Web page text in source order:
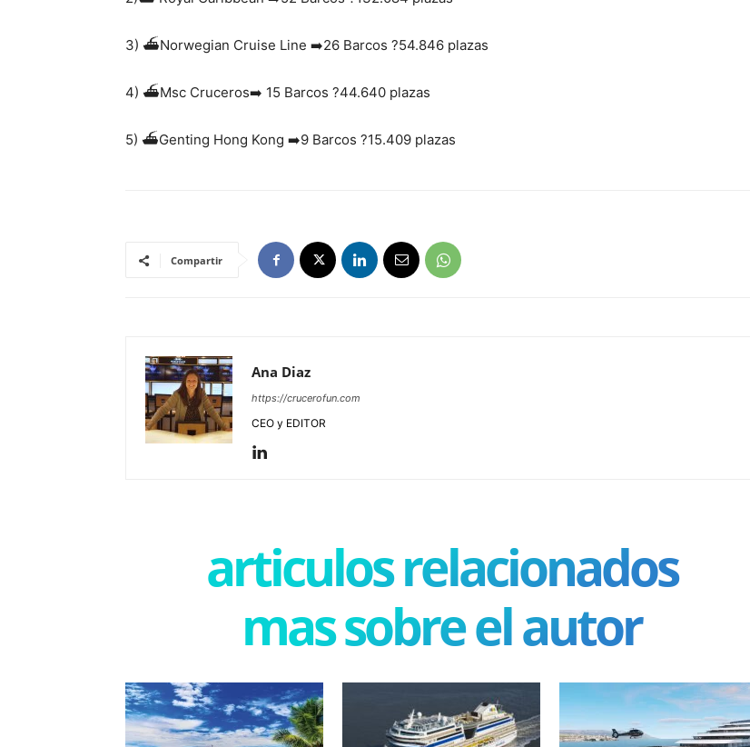
3) ⛴Norwegian Cruise Line ➡️26 Barcos ?54.846 plazas
4) ⛴Msc Cruceros➡️ 15 Barcos ?44.640 plazas
5) ⛴Genting Hong Kong ➡️9 Barcos ?15.409 plazas
Compartir
Ana Diaz
https://crucerofun.com
CEO y EDITOR
articulos relacionados
mas sobre el autor